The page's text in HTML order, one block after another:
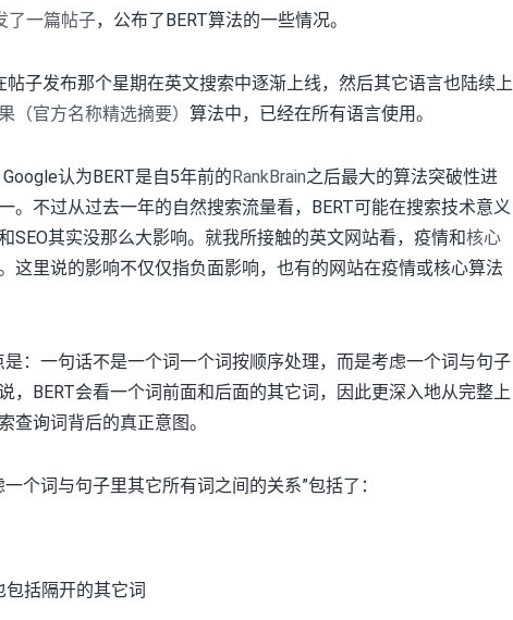
了一篇帖子，公布了BERT算法的一些情况。
帖子发布那个星期在英文搜索中逐渐上线，然后其它语言也陆续上
（官方名称精选摘要） 算法中，已经在所有语言使用。
认为BERT是自5年前的RankBrain之后最大的算法突破性进
。不过从过去一年的自然搜索流量看，BERT可能在搜索技术意义
SEO其实没那么大影响。就我所接触的英文网站看，疫情和核心
这里说的影响不仅仅指负面影响，也有的网站在疫情或核心算法
：一句话不是一个词一个词按顺序处理，而是考虑一个词与句子
，BERT会看一个词前面和后面的其它词，因此更深入地从完整上
查询词背后的真正意图。
个词与句子里其它所有词之间的关系”包括了：
括隔开的其它词